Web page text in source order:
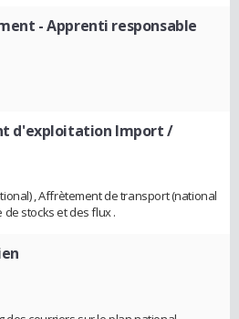
- Apprenti responsable
d'exploitation Import /
, Affrètement de transport (national
stocks et des flux .